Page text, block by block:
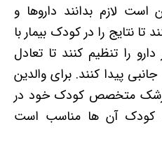
است لازم بدانند داروها و
نتایج را در کودک بیمار با
را تنظیم کنند تا تعادل
پیدا کنند. برای والدین
پزشک متخصص کودک خود در
کودک آن ها مناسب است